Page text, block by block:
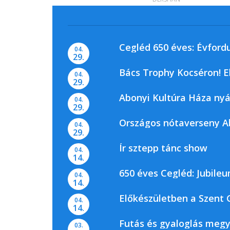
04.
29.
Cegléd 650 éves:
04.
29.
Bács Trophy Kocséron!
04.
29.
Abonyi Kultúra Háza
04.
29.
Országos nótaverseny
04.
14.
Ír sztepp tánc show
04.
14.
650 éves Cegléd:
04.
14.
Előkészületben a Szent
03. Futás és gyaloglás